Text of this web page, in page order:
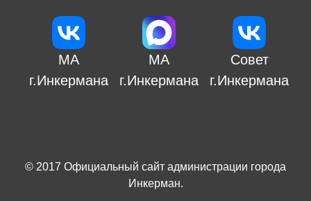
МА
г.Инкермана
МА
г.Инкермана
Совет
г.Инкермана
© 2017 Официальный сайт администрации города
Инкерман.